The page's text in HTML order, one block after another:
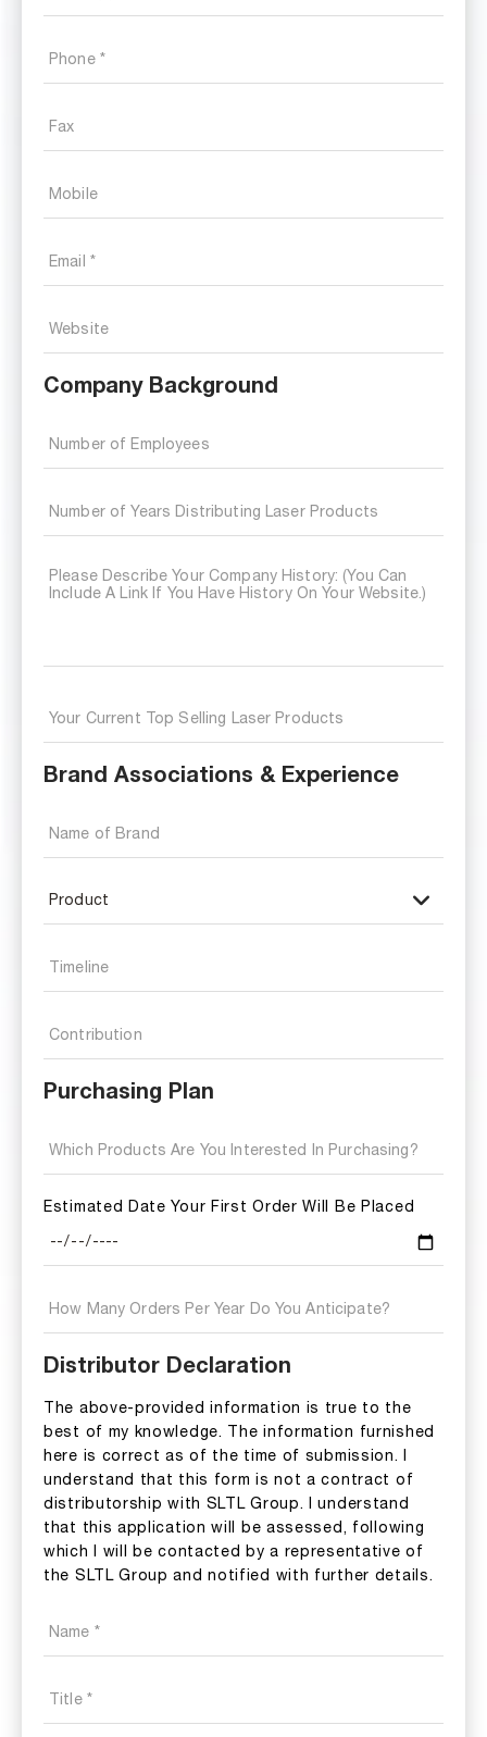
Company Background
Brand Associations & Experience
Purchasing Plan
Estimated Date Your First Order Will Be Placed
Distributor Declaration
The above-provided information is true to the
best of my knowledge. The information furnished
here is correct as of the time of submission. I
understand that this form is not a contract of
distributorship with SLTL Group. I understand
that this application will be assessed, following
which I will be contacted by a representative of
the SLTL Group and notified with further details.